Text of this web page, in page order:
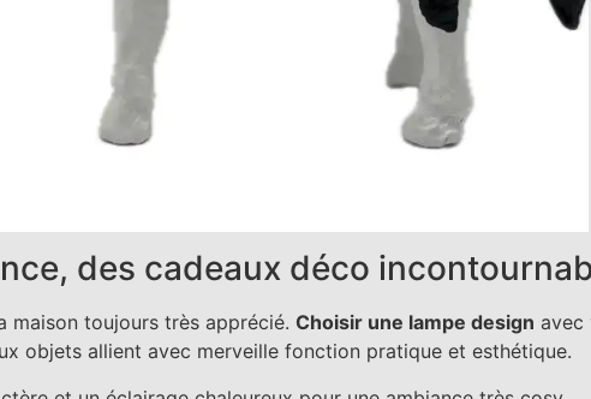
des cadeaux déco
maison toujours très apprécié. Choisir une lampe design avec
objets allient avec merveille fonction pratique et esthétique.